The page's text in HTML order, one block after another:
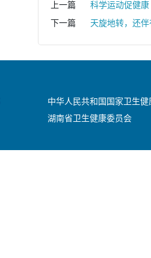
上一篇
科学运动促健
下一篇
天旋地转，还
中华人民共和国国家卫生健
湖南省卫生健康委员会